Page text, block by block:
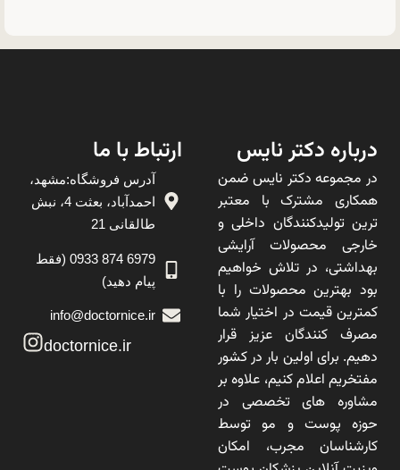
درباره دکتر نایس
در مجموعه دکتر نایس ضمن
همکاری مشترک با معتبر
ترین تولیدکنندگان داخلی و
خارجی محصولات آرایشی
بهداشتی، در تلاش خواهیم
بود بهترین محصولات را با
کمترین قیمت در اختیار شما
مصرف کنندگان عزیز قرار
دهیم. برای اولین بار در کشور
مفتخریم اعلام کنیم، علاوه بر
مشاوره های تخصصی در
حوزه پوست و مو توسط
کارشناسان مجرب، امکان
ارتباط با ما
آدرس فروشگاه:مشهد،
احمدآباد، بعثت 4، نبش
طالقانی 21
6979 874 0933 (فقط
پیام دهید)
info@doctornice.ir
doctornice.ir